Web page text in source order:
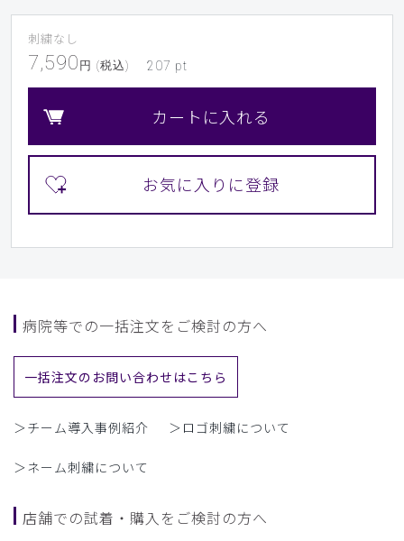
​7 ​8 ​9
刺繍なし
7,590 円 (税込) 207 pt
カートに入れる
病院等での一括注文をご検討の方へ
一括注文のお問い合わせはこちら
＞チーム導入事例紹介 ＞ロゴ刺繍について
＞ネーム刺繍について
店舗での試着・購入をご検討の方へ